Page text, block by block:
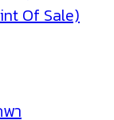
Of Sale)
พา